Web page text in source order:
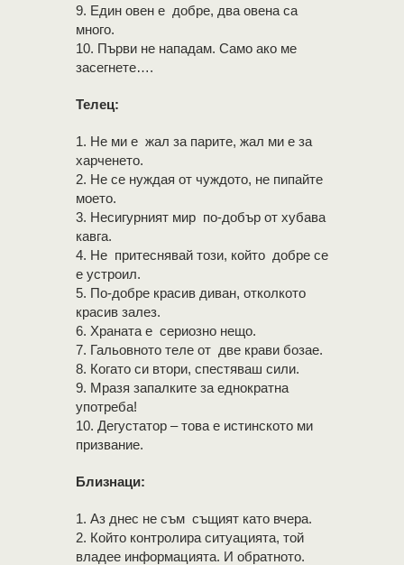
9. Един овен е добре, два овена са
много.
10. Първи не нападам. Само ако ме
засегнете….
Телец:
1. Не ми е жал за парите, жал ми е за
харченето.
2. Не се нуждая от чуждото, не пипайте
моето.
3. Несигурният мир по-добър от хубава
кавга.
4. Не притеснявай този, който добре се
е устроил.
5. По-добре красив диван, отколкото
красив залез.
6. Храната е сериозно нещо.
7. Гальовното теле от две крави бозае.
8. Когато си втори, спестяваш сили.
9. Мразя запалките за еднократна
употреба!
10. Дегустатор – това е истинското ми
призвание.
Близнаци:
1. Аз днес не съм същият като вчера.
2. Който контролира ситуацията, той
владее информацията. И обратното.